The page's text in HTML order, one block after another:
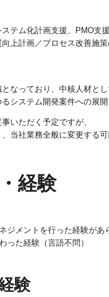
テム化計画支援、PMO支
上計画／プロセス改善施
となっており、中核人材と
システム開発案件への展開
いただく予定ですが、
当社業務全般に変更する可
経験
ジメントを行った経験があ
った経験（言語不問）
験